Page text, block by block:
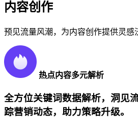
内容创作
预见流量风潮，为内容创作提供灵感
热点内容多元解析
全方位关键词数据解析，洞见
踪营销动态，助力策略升级。